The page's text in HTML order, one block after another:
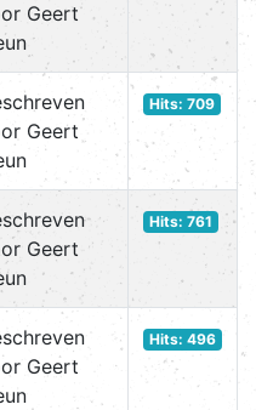
Geert
Geert
Hits: 709
Geert
Hits: 761
Geert
Hits: 496